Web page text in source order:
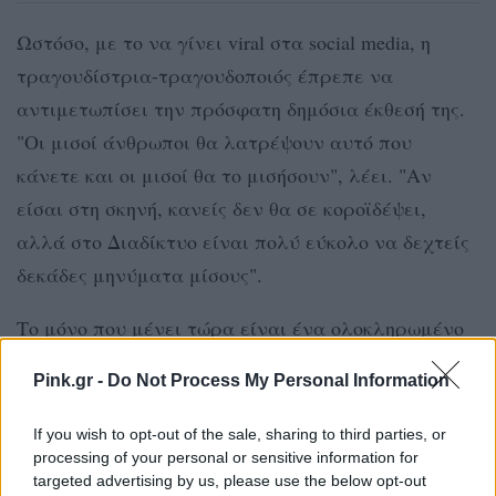
Pink.gr - Do Not Process My Personal Information
If you wish to opt-out of the sale, sharing to third parties, or
processing of your personal or sensitive information for
targeted advertising by us, please use the below opt-out
Ωστόσο, με το να γίνει viral στα social media, η
τραγουδίστρια-τραγουδοποιός έπρεπε να
αντιμετωπίσει την πρόσφατη δημόσια έκθεσή της.
"Οι μισοί άνθρωποι θα λατρέψουν αυτό που
κάνετε και οι μισοί θα το μισήσουν", λέει. "Αν
είσαι στη σκηνή, κανείς δεν θα σε κοροϊδέψει,
αλλά στο Διαδίκτυο είναι πολύ εύκολο να δεχτείς
δεκάδες μηνύματα μίσους".
Το μόνο που μένει τώρα είναι ένα ολοκληρωμένο